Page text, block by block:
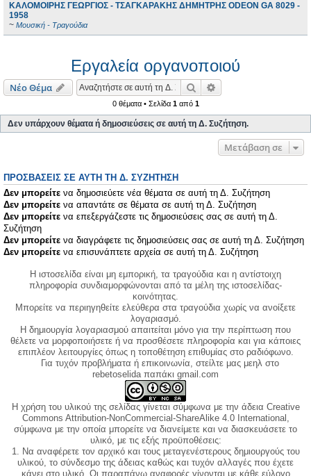
ΚΑΛΟΜΟΙΡΗΣ ΓΕΩΡΓΙΟΣ - ΤΣΑΓΚΑΡΑΚΗΣ ΔΗΜΗΤΡΗΣ ODEON GA 8029 -
1958
~ Μουσική - Τραγούδια
Εργαλεία οργανοποιού
Νέο Θέμα Αναζήτηση
0 θέματα • Σελίδα 1από 1
Δεν υπάρχουν θέματα ή δημοσιεύσεις σε αυτή τη Δ. Συζήτηση.
Μετάβαση σε
ΠΡΟΣΒΆΣΕΙΣ ΣΕ ΑΥΤΉ ΤΗ Δ. ΣΥΖΉΤΗΣΗ
Δεν μπορείτε να δημοσιεύετε νέα θέματα σε αυτή τη Δ. Συζήτηση
Δεν μπορείτε να απαντάτε σε θέματα σε αυτή τη Δ. Συζήτηση
Δεν μπορείτε να επεξεργάζεστε τις δημοσιεύσεις σας σε αυτή τη Δ.
Συζήτηση
Δεν μπορείτε να διαγράφετε τις δημοσιεύσεις σας σε αυτή τη Δ. Συζήτηση
Δεν μπορείτε να επισυνάπτετε αρχεία σε αυτή τη Δ. Συζήτηση
Η ιστοσελίδα είναι μη εμπορική, τα τραγούδια και η αντίστοιχη
πληροφορία συνδιαμορφώνονται από τα μέλη της ιστοσελίδας-
κοινότητας.
Μπορείτε να περιηγηθείτε ελεύθερα στα τραγούδια χωρίς να ανοίξετε
λογαριασμό.
Η δημιουργία λογαριασμού απαιτείται μόνο για την περίπτωση που
θέλετε να μορφοποιήσετε ή να προσθέσετε πληροφορία και για κάποιες
επιπλέον λειτουργίες όπως η τοποθέτηση επιθυμίας στο ραδιόφωνο.
Για τυχόν προβλήματα ή επικοινωνία, στείλτε μας μεηλ στο
rebetoselida παπάκι gmail.com
Η χρήση του υλικού της σελίδας γίνεται σύμφωνα με την άδεια Creative
Commons Attribution-NonCommercial-ShareAlike 4.0 International,
σύμφωνα με την οποία μπορείτε να διανείμετε και να διασκευάσετε το
υλικό, με τις εξής προϋποθέσεις:
1. Να αναφέρετε τον αρχικό και τους μεταγενέστερους δημιουργούς του
υλικού, το σύνδεσμο της άδειας καθώς και τυχόν αλλαγές που έχετε
κάνει στο υλικό. Οι παραπάνω αναφορές γίνονται με κάθε εύλογο